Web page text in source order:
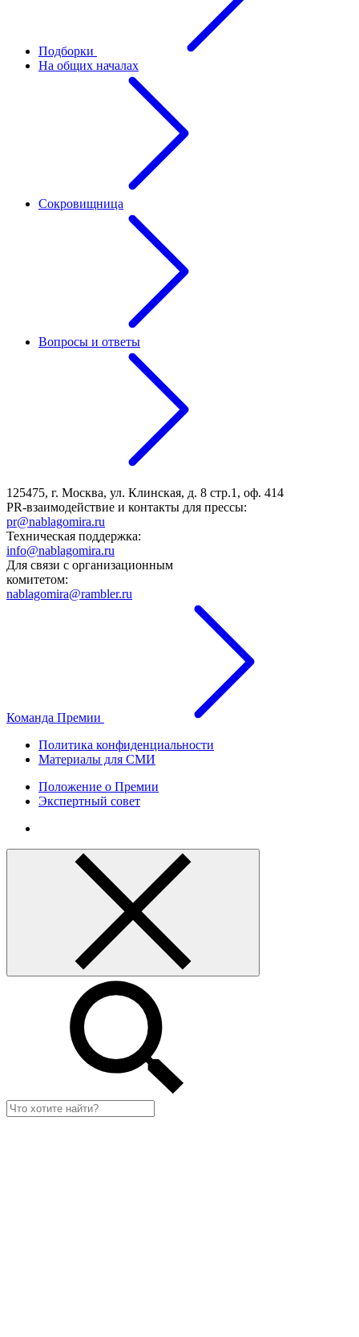
Подборки
На общих началах
Сокровищница
Вопросы и ответы
125475, г. Москва, ул. Клинская, д. 8 стр.1, оф. 414
PR-взаимодействие и контакты для прессы:
pr@nablagomira.ru
Техническая поддержка:
info@nablagomira.ru
Для связи с организационным
комитетом:
nablagomira@rambler.ru
Команда Премии
Политика конфиденциальности
Материалы для СМИ
Положение о Премии
Экспертный совет